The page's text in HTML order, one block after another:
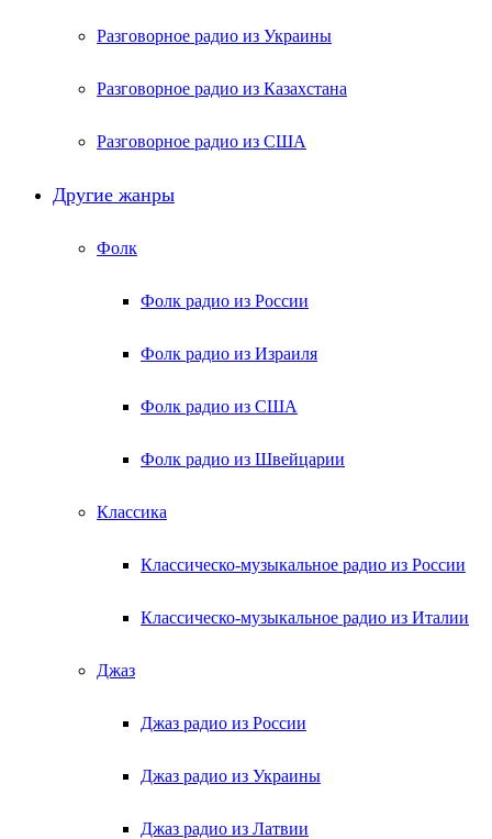
Разговорное радио из Украины
Разговорное радио из Казахстана
Разговорное радио из США
Другие жанры
Фолк
Фолк радио из России
Фолк радио из Израиля
Фолк радио из США
Фолк радио из Швейцарии
Классика
Классическо-музыкальное радио из России
Классическо-музыкальное радио из Италии
Джаз
Джаз радио из России
Джаз радио из Украины
Джаз радио из Латвии